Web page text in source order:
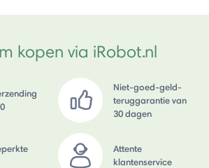
kopen via iRobot.nl
Niet-goed-geld-
teruggarantie van
30 dagen
Attente
klantenservice